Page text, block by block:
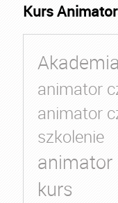
Kurs
animator
animator
szkolenie
animator
kurs